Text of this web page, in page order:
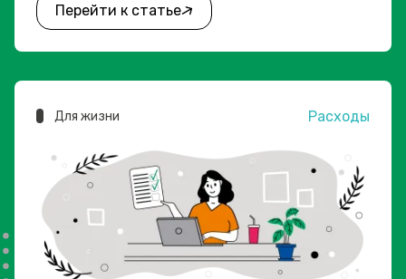
Перейти к статье
Для жизни Расходы